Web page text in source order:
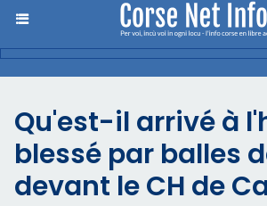
Qu'est-il arrivé à
blessé par balles
devant le CH de